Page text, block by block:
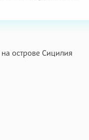
острове Сицилия